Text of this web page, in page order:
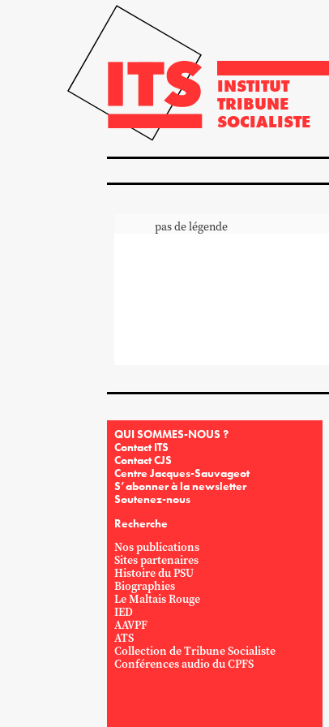
INSTITUT
TRIBUNE
SOCIALISTE
pas de légende
QUI SOMMES-NOUS ?
Contact ITS
Contact CJS
Centre Jacques-Sauvageot
S’abonner à la newsletter
Soutenez-nous
Recherche
Nos publications
Sites partenaires
Histoire du PSU
Biographies
Le Maltais Rouge
IED
AAVPF
ATS
Collection de Tribune Socialiste
Conférences audio du CPFS